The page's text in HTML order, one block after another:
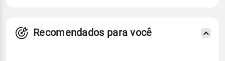
Recomendados para você